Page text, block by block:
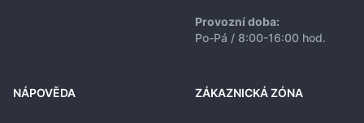
Provozní doba:
Po-Pá / 8:00-16:00 hod.
NÁPOVĚDA ZÁKAZNICKÁ ZÓNA